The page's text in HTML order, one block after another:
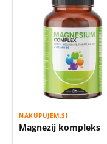
NAKUPUJEM.SI
Magnezij kompleks